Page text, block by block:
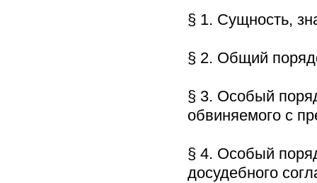
§ 1. Сущность,
§ 2. Общий
§ 3. Особый
обвиняемого с
§ 4. Особый
досудебного